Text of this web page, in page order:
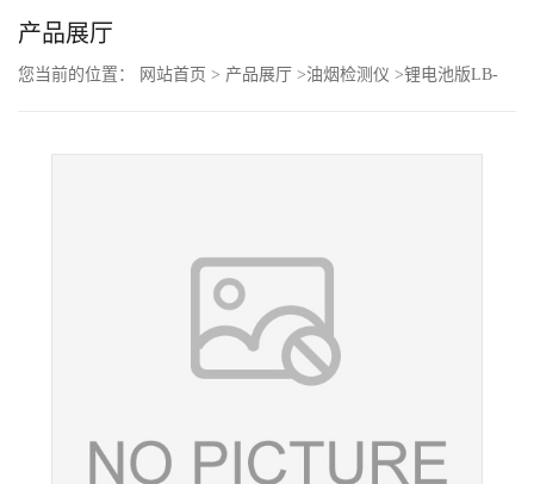
页
公
产品展厅
您当前的位置： 网站首页 > 产品展厅 >油烟检测仪 >锂电池版LB-